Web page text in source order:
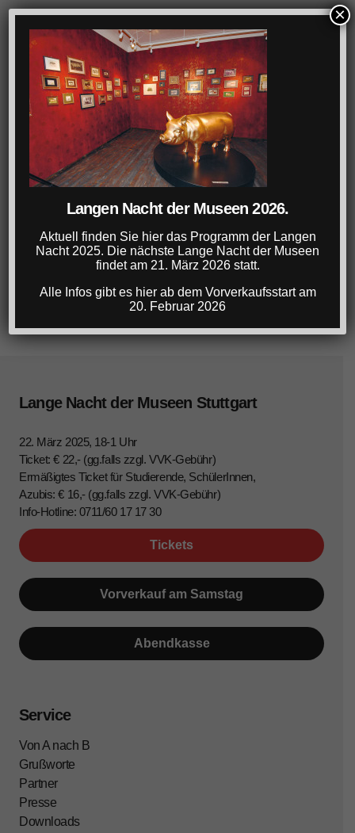
Lange Nacht der Museen Stuttgart
22. März 2025, 18-1 Uhr
Ticket: € 22,- (gg.falls zzgl. VVK-Gebühr)
Ermäßigtes Ticket für Studierende, SchülerInnen,
Azubis: € 16,- (gg.falls zzgl. VVK-Gebühr)
Info-Hotline: 0711/60 17 17 30
Tickets
Vorverkauf am Samstag
Abendkasse
Service
Von A nach B
Grußworte
Partner
Presse
Downloads
Langen Nacht der Museen 2026.
Aktuell finden Sie hier das Programm der Langen
Nacht 2025. Die nächste Lange Nacht der Museen
findet am 21. März 2026 statt.
Alle Infos gibt es hier ab dem Vorverkaufsstart am
20. Februar 2026
×